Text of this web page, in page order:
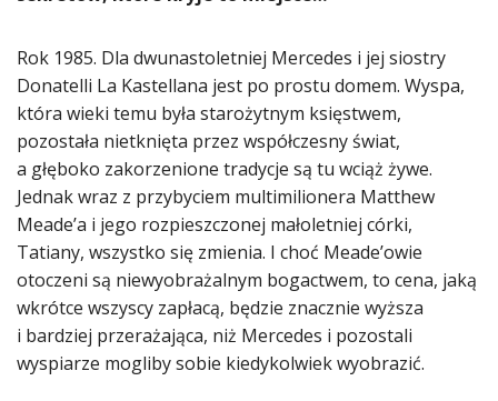
Rok 1985. Dla dwunastoletniej Mercedes i jej siostry
Donatelli La Kastellana jest po prostu domem. Wyspa,
która wieki temu była starożytnym księstwem,
pozostała nietknięta przez współczesny świat,
a głęboko zakorzenione tradycje są tu wciąż żywe.
Jednak wraz z przybyciem multimilionera Matthew
Meade’a i jego rozpieszczonej małoletniej córki,
Tatiany, wszystko się zmienia. I choć Meade’owie
otoczeni są niewyobrażalnym bogactwem, to cena, jaką
wkrótce wszyscy zapłacą, będzie znacznie wyższa
i bardziej przerażająca, niż Mercedes i pozostali
wyspiarze mogliby sobie kiedykolwiek wyobrazić.